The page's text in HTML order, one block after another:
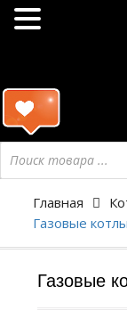
товара
Главная
Газовые
Газовые